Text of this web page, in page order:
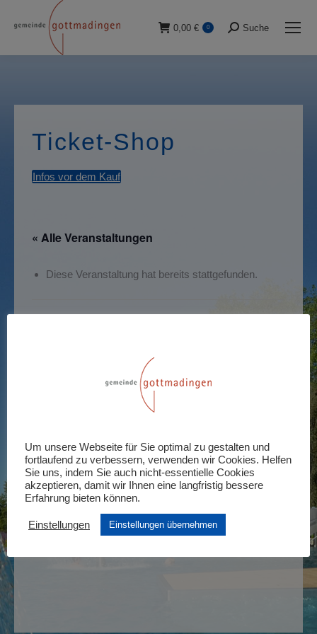
0,00 € 0 Suche:
Suche
Ticket-Shop
Infos vor dem Kauf
« Alle Veranstaltungen
Diese Veranstaltung hat bereits stattgefunden.
KOSTENLOS – 10,50€
Tickets sind nicht länger verfügbar
Um unsere Webseite für Sie optimal zu gestalten und
fortlaufend zu verbessern, verwenden wir Cookies. Helfen
Sie uns, indem Sie auch nicht-essentielle Cookies
akzeptieren, damit wir Ihnen eine langfristig bessere
Erfahrung bieten können.
Einstellungen Einstellungen übernehmen